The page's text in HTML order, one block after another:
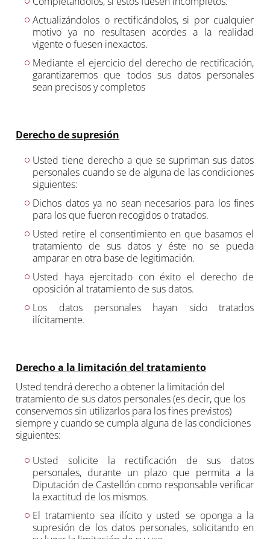
Actualizándolos o rectificándolos, si por cualquier
motivo ya no resultasen acordes a la realidad
vigente o fuesen inexactos.
Mediante el ejercicio del derecho de rectificación,
garantizaremos que todos sus datos personales
sean precisos y completos
Derecho de supresión
Usted tiene derecho a que se supriman sus datos
personales cuando se de alguna de las condiciones
siguientes:
Dichos datos ya no sean necesarios para los fines
para los que fueron recogidos o tratados.
Usted retire el consentimiento en que basamos el
tratamiento de sus datos y éste no se pueda
amparar en otra base de legitimación.
Usted haya ejercitado con éxito el derecho de
oposición al tratamiento de sus datos.
Los datos personales hayan sido tratados
ilícitamente.
Derecho a la limitación del tratamiento
Usted tendrá derecho a obtener la limitación del
tratamiento de sus datos personales (es decir, que los
conservemos sin utilizarlos para los fines previstos)
siempre y cuando se cumpla alguna de las condiciones
siguientes:
Usted solicite la rectificación de sus datos
personales, durante un plazo que permita a la
Diputación de Castellón como responsable verificar
la exactitud de los mismos.
El tratamiento sea ilícito y usted se oponga a la
supresión de los datos personales, solicitando en